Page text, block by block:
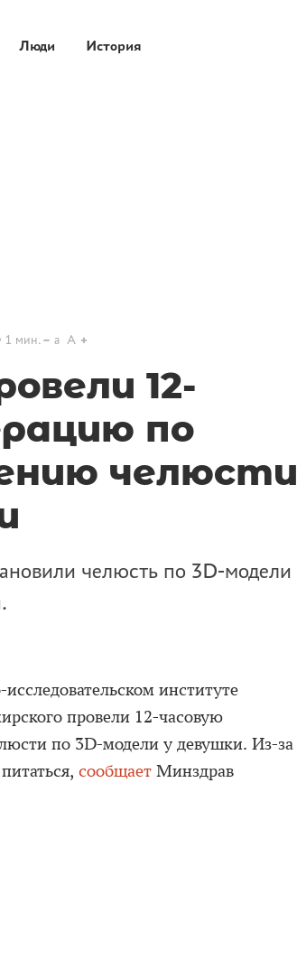
Люди История
1 мин. a A
12-
по
челюсти
челюсть по 3D-модели
институте
провели 12-часовую
по 3D-модели у девушки. Из-за
сообщает Минздрав